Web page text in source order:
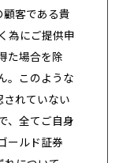
客である貴
為にご提供申
た場合を除
。このような
れていない
、全てご自身
ールド証券